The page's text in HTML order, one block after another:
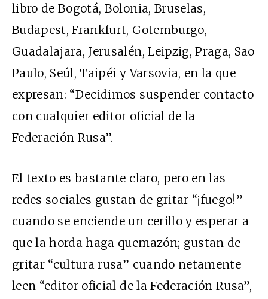
libro de Bogotá, Bolonia, Bruselas,
Budapest, Frankfurt, Gotemburgo,
Guadalajara, Jerusalén, Leipzig, Praga, Sao
Paulo, Seúl, Taipéi y Varsovia, en la que
expresan: “Decidimos suspender contacto
con cualquier editor oficial de la
Federación Rusa”.
El texto es bastante claro, pero en las
redes sociales gustan de gritar “¡fuego!”
cuando se enciende un cerillo y esperar a
que la horda haga quemazón; gustan de
gritar “cultura rusa” cuando netamente
leen “editor oficial de la Federación Rusa”,